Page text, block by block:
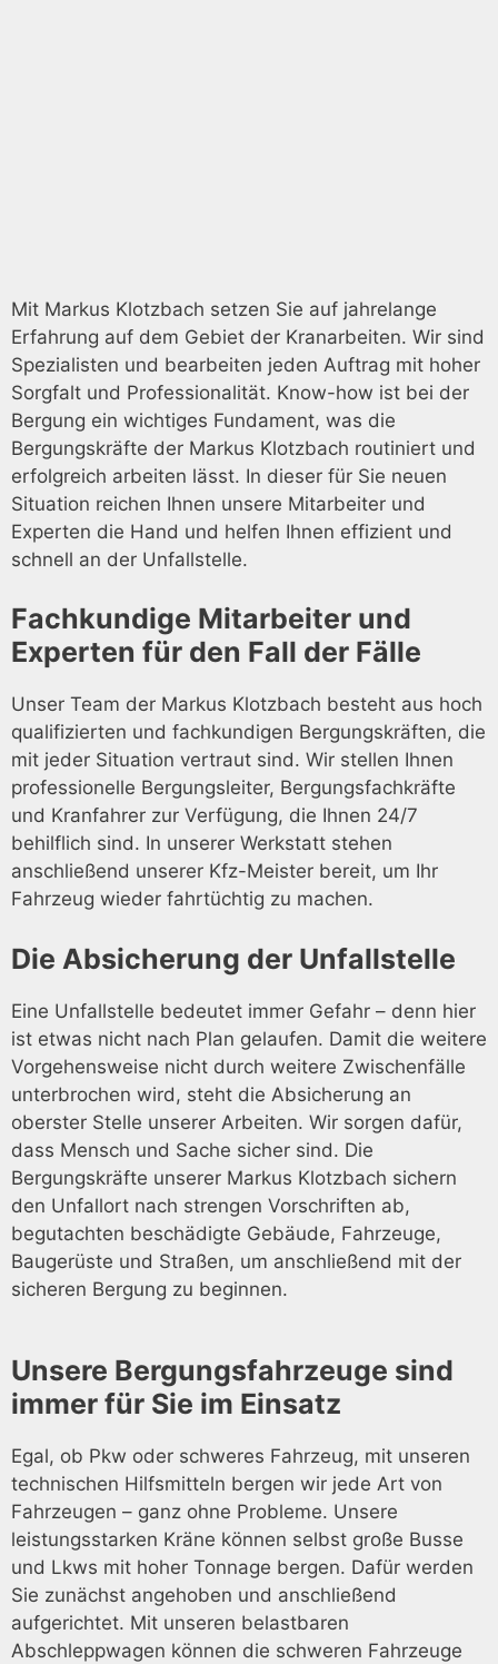
Mit Markus Klotzbach setzen Sie auf jahrelange
Erfahrung auf dem Gebiet der Kranarbeiten. Wir sind
Spezialisten und bearbeiten jeden Auftrag mit hoher
Sorgfalt und Professionalität. Know-how ist bei der
Bergung ein wichtiges Fundament, was die
Bergungskräfte der Markus Klotzbach routiniert und
erfolgreich arbeiten lässt. In dieser für Sie neuen
Situation reichen Ihnen unsere Mitarbeiter und
Experten die Hand und helfen Ihnen effizient und
schnell an der Unfallstelle.
Fachkundige Mitarbeiter und
Experten für den Fall der Fälle
Unser Team der Markus Klotzbach besteht aus hoch
qualifizierten und fachkundigen Bergungskräften, die
mit jeder Situation vertraut sind. Wir stellen Ihnen
professionelle Bergungsleiter, Bergungsfachkräfte
und Kranfahrer zur Verfügung, die Ihnen 24/7
behilflich sind. In unserer Werkstatt stehen
anschließend unserer Kfz-Meister bereit, um Ihr
Fahrzeug wieder fahrtüchtig zu machen.
Die Absicherung der Unfallstelle
Eine Unfallstelle bedeutet immer Gefahr – denn hier
ist etwas nicht nach Plan gelaufen. Damit die weitere
Vorgehensweise nicht durch weitere Zwischenfälle
unterbrochen wird, steht die Absicherung an
oberster Stelle unserer Arbeiten. Wir sorgen dafür,
dass Mensch und Sache sicher sind. Die
Bergungskräfte unserer Markus Klotzbach sichern
den Unfallort nach strengen Vorschriften ab,
begutachten beschädigte Gebäude, Fahrzeuge,
Baugerüste und Straßen, um anschließend mit der
sicheren Bergung zu beginnen.
Unsere Bergungsfahrzeuge sind
immer für Sie im Einsatz
Egal, ob Pkw oder schweres Fahrzeug, mit unseren
technischen Hilfsmitteln bergen wir jede Art von
Fahrzeugen – ganz ohne Probleme. Unsere
leistungsstarken Kräne können selbst große Busse
und Lkws mit hoher Tonnage bergen. Dafür werden
Sie zunächst angehoben und anschließend
aufgerichtet. Mit unseren belastbaren
Abschleppwagen können die schweren Fahrzeuge